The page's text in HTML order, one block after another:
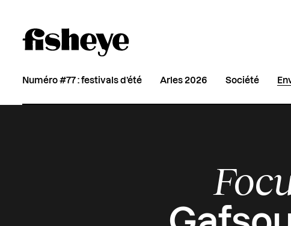
Numéro #77 : festivals d’été Arles 2026 Société